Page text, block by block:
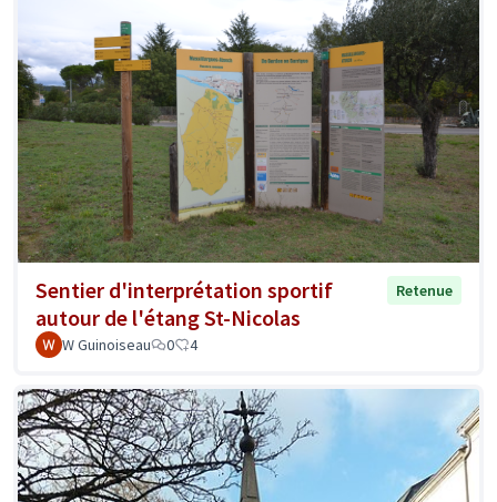
Sentier d'interprétation sportif
autour de l'étang St-Nicolas
Retenue
W Guinoiseau 0 4